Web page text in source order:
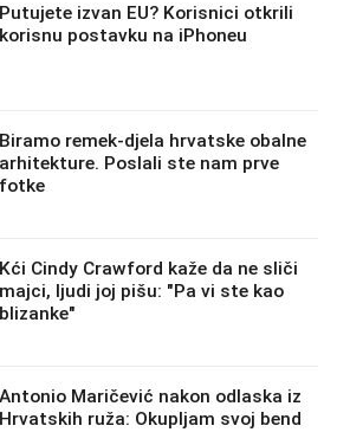
Putujete izvan EU? Korisnici otkrili
korisnu postavku na iPhoneu
Biramo remek-djela hrvatske obalne
arhitekture. Poslali ste nam prve
fotke
Kći Cindy Crawford kaže da ne sliči
majci, ljudi joj pišu: "Pa vi ste kao
blizanke"
Antonio Maričević nakon odlaska iz
Hrvatskih ruža: Okupljam svoj bend